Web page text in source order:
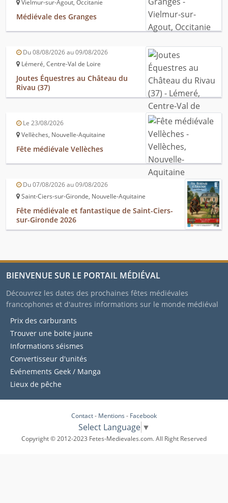
Vielmur-sur-Agout, Occitanie
Médiévale des Granges
Du 08/08/2026 au 09/08/2026
Lémeré, Centre-Val de Loire
Joutes Équestres au Château du
Rivau (37)
Le 23/08/2026
Vellèches, Nouvelle-Aquitaine
Fête médiévale Vellèches
Du 07/08/2026 au 09/08/2026
Saint-Ciers-sur-Gironde, Nouvelle-Aquitaine
Fête médiévale et fantastique de Saint-Ciers-
sur-Gironde 2026
BIENVENUE SUR LE PORTAIL MÉDIÉVAL
Découvrez les dates des prochaines fêtes médiévales
francophones et d'autres informations sur le monde médiéval
Prix des carburants
Trouver une boite jaune
Informations séismes
Convertisseur d'unités
Evénements Geek / Manga
Lieux de pêche
Contact- Mentions - Facebook
Select Language ▼
Copyright © 2012-2023 Fetes-Medievales.com. All Right Reserved